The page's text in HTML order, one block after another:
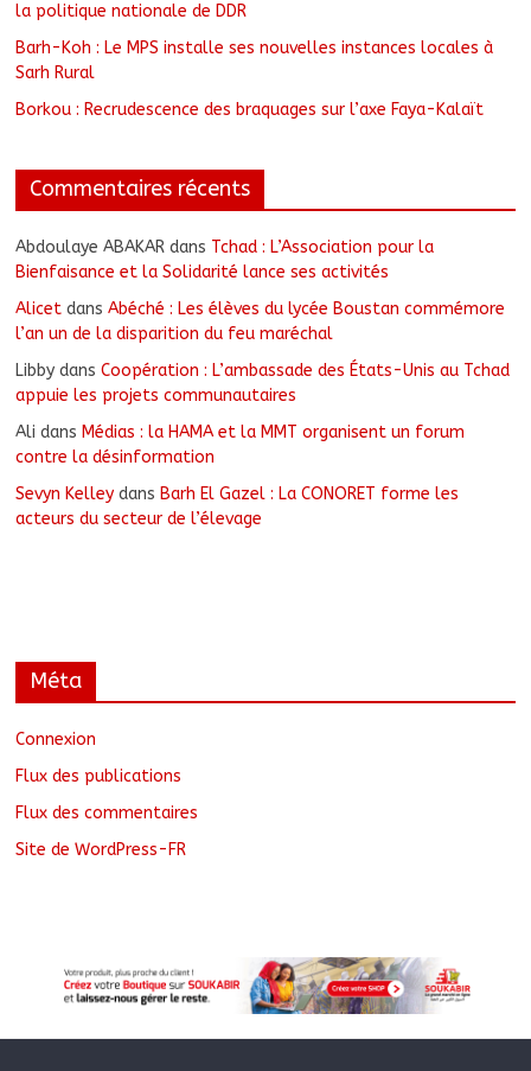
la politique nationale de DDR
Barh-Koh : Le MPS installe ses nouvelles instances locales à
Sarh Rural
Borkou : Recrudescence des braquages sur l’axe Faya-Kalaït
Commentaires récents
Abdoulaye ABAKAR dans Tchad : L’Association pour la
Bienfaisance et la Solidarité lance ses activités
Alicet dansAbéché : Les élèves du lycée Boustan commémore
l’an un de la disparition du feu maréchal
Libby dansCoopération : L’ambassade des États-Unis au Tchad
appuie les projets communautaires
Ali dans Médias : la HAMA et la MMT organisent un forum
contre la désinformation
Sevyn Kelley dans Barh El Gazel : La CONORET forme les
acteurs du secteur de l’élevage
Méta
Connexion
Flux des publications
Flux des commentaires
Site de WordPress-FR